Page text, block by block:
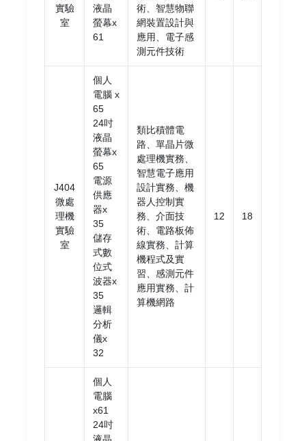
實驗
室
液晶
螢幕x
61
術、智慧物聯
網裝置設計與
應用、電子感
測元件技術
J404
微處
理機
實驗
室
個人
電腦 x
65
24吋
液晶
螢幕x
65
電源
供應
器x
35
儲存
式數
位式
波器x
35
邏輯
分析
儀x
32
類比積體電
路、單晶片微
處理機實務、
智慧電子應用
設計實務、機
器人控制實
務、介面技
術、電路板佈
線實務、計算
機程式及實
習、感測元件
應用實務、計
算機網路
12 18
個人
電腦
x61
24吋